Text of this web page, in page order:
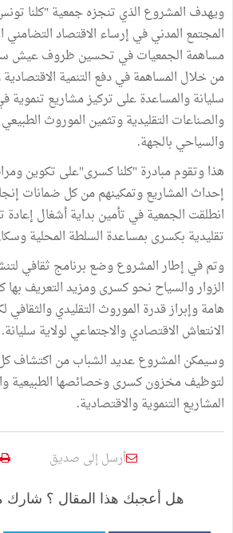
ويهدف المشروع الذي تنجزه جمعية "كلنا
المجتمع المدني في إرساء الاقتصاد التضامني
مساهمة الجمعيات في تحسين ظروف عيش
من خلال المساهمة في دفع التنمية الاقتصادية
سليانة والمساعدة على تركيز مشاريع تنموية
والصناعات التقليدية وتثمين الموروث الطبيعي
والسياحي بالجهة.
هذا وتقوم مبادرة "كلنا كسرى"على تكوين
إحداث المشاريع وتمكينهم من كل ضمانات
انطلقت الجمعية في تأمين بداية أشغال إعادة
تقليدية بكسرى بمساعدة السلطة المحلية
وتم في إطار المشروع وضع برنامج ثقافي
الزوار والسياح نحو كسرى ومزيد التعريف
هامة وإبراز قدرة الموروث التقليدي
الانتعاش الاقتصادي والاجتماعي لولاية سليانة.
وسيمكن المشروع عديد الشباب من اكتشاف
لتوظيف مخزون كسرى وخصائصها الطبيعية
المشاريع التنموية والاقتصادية.
أرسل إلى صديق
هل أعجبك هذا المقال ؟ شارك